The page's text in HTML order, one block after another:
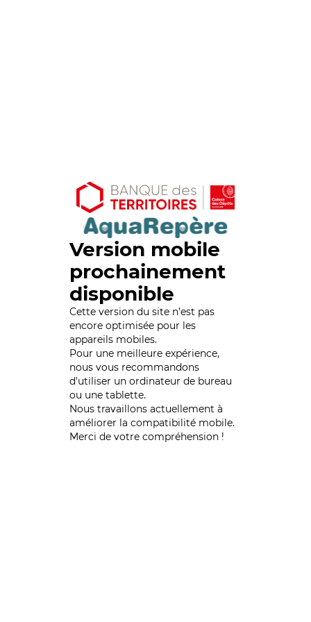
Version mobile
prochainement
disponible
Cette version du site n’est pas
encore optimisée pour les
appareils mobiles.
Pour une meilleure expérience,
nous vous recommandons
d'utiliser un ordinateur de bureau
ou une tablette.
Nous travaillons actuellement à
améliorer la compatibilité mobile.
Merci de votre compréhension !